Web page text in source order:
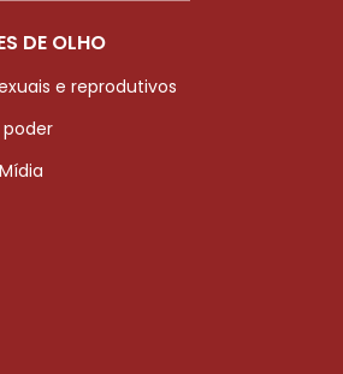
DE OLHO
e reprodutivos